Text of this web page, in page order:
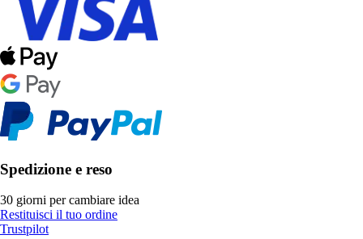
Spedizione e reso
30 giorni per cambiare idea
Restituisci il tuo ordine
Trustpilot